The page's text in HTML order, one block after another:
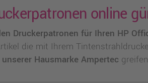
online
Druckerpatronen für Ihren HP
die mit Ihrem
unserer Hausmarke Ampertec